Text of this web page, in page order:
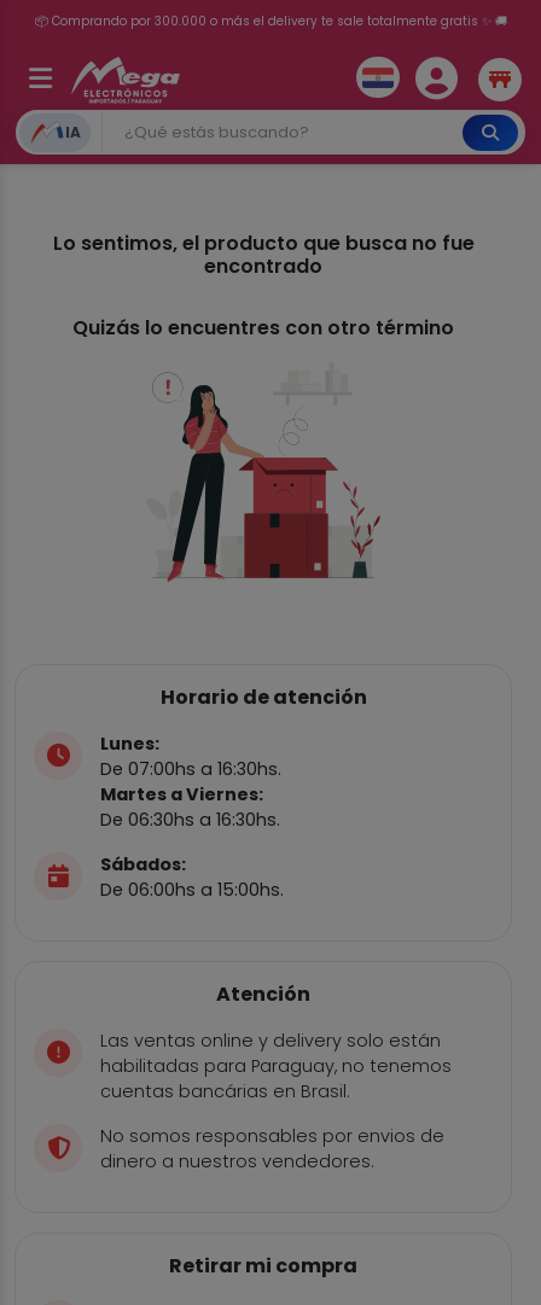
📦 Comprando por 300.000 o más el delivery te sale totalmente gratis ✨ 🚚
💳 ¡HASTA 24 CUOTAS SIN INTERÉS con tarjetas adheridas!
IA
Lo sentimos, el producto que busca no fue
encontrado
Quizás lo encuentres con otro término
Horario de atención
Lunes:
De 07:00hs a 16:30hs.
Martes a Viernes:
De 06:30hs a 16:30hs.
Sábados:
De 06:00hs a 15:00hs.
Atención
Las ventas online y delivery solo están
habilitadas para Paraguay, no tenemos
cuentas bancárias en Brasil.
No somos responsables por envios de
dinero a nuestros vendedores.
Retirar mi compra